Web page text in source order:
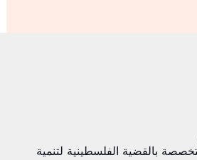
بالقضية الفلسطينية لتنمية